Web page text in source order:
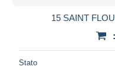
15 SAINT
Stato